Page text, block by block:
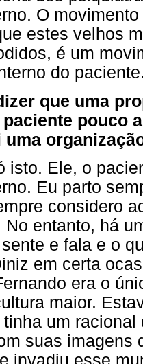
O
estes velhos
é um
do
que uma
pouco
uma
isto. Ele, o
Eu parto
considero
No entanto, há
e fala e o
em certa
era o
maior.
um
suas imagens
invadiu esse